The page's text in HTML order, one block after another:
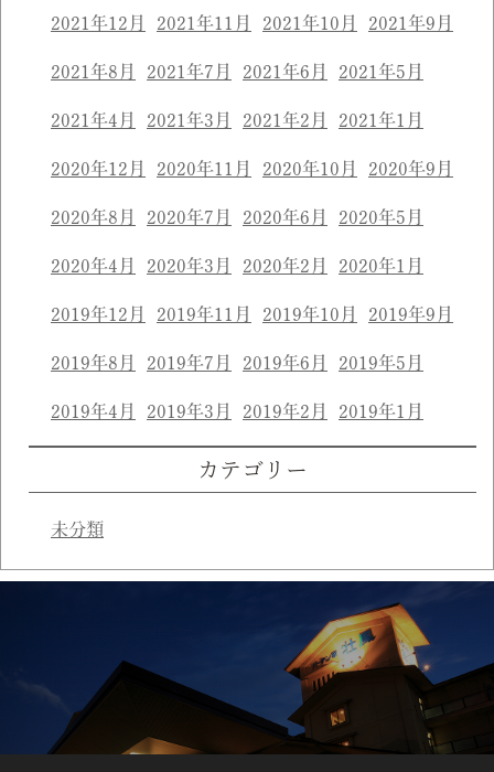
2021年12月 2021年11月 2021年10月 2021年9月
2021年8月 2021年7月 2021年6月 2021年5月
2021年4月 2021年3月 2021年2月 2021年1月
2020年12月 2020年11月 2020年10月 2020年9月
2020年8月 2020年7月 2020年6月 2020年5月
2020年4月 2020年3月 2020年2月 2020年1月
2019年12月 2019年11月 2019年10月 2019年9月
2019年8月 2019年7月 2019年6月 2019年5月
2019年4月 2019年3月 2019年2月 2019年1月
カテゴリー
未分類